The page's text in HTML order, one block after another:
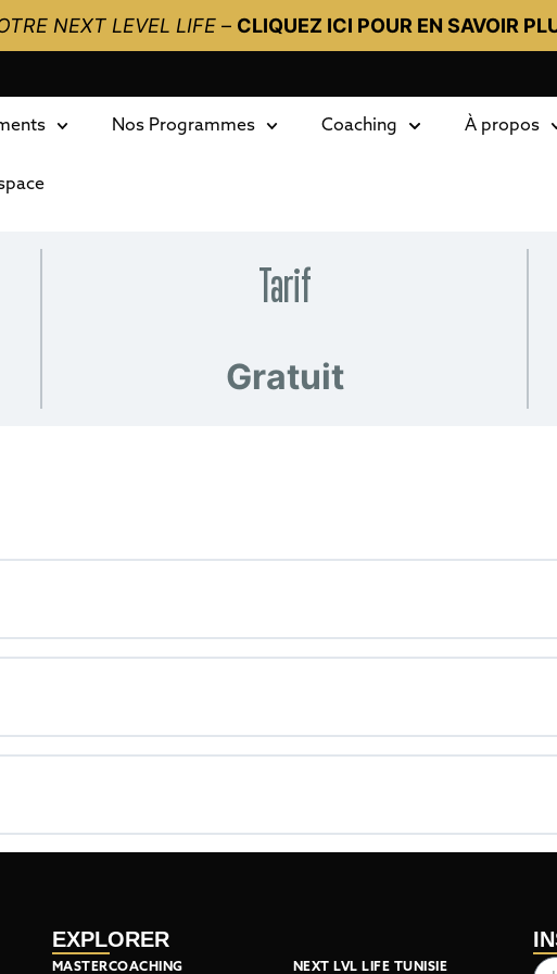
NEXT LEVEL LIFE – CLIQUEZ ICI POUR EN SAVOIR
Nos Programmes Coaching À propos
Tarif
Gratuit
EXPLORER
MASTERCOACHING NEXT LVL LIFE TUNISIE